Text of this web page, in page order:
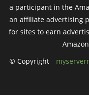
a participant in the
an affiliate advertising
for sites to earn
© Copyright